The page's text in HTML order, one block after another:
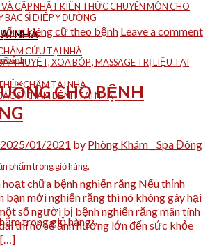
CẬP NHẬT KIẾN THỨC CHUYÊN MÔN CHO
BÁC SĨ DIỆP Y ĐƯỜNG
NHÀ
CỨU TẠI NHÀ
HUYỆT, XOA BÓP , MASSAGE TRỊ LIỆU TẠI
CHÂM TẠI NHÀ
SĨ KHÁM BỆNH TẠI NHÀ
phẩm trong giỏ hàng.
trong giỏ hàng.
kiêng cữ theo bệnh Leave a comment
bệnh
CHO BỆNH
25/01/2021 by Phòng Khám _ Spa Đông
hoạt chữa bệnh nghiến răng Nếu thỉnh
bạn mới nghiến răng thì nó không gây hại
số người bị bệnh nghiến răng mãn tính
thì nó sẽ ảnh hưởng lớn đến sức khỏe
[…]